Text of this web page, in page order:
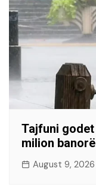
Tajfuni godet
milion banorë
August 9, 2026